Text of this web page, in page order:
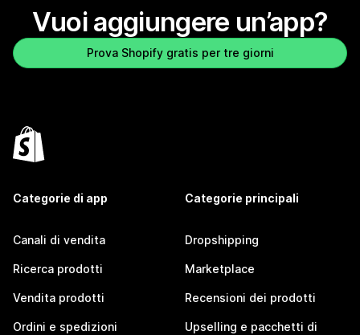
Vuoi aggiungere un’app?
Prova Shopify gratis per tre giorni
Categorie di app
Canali di vendita
Ricerca prodotti
Vendita prodotti
Ordini e spedizioni
Categorie principali
Dropshipping
Marketplace
Recensioni dei prodotti
Upselling e pacchetti di